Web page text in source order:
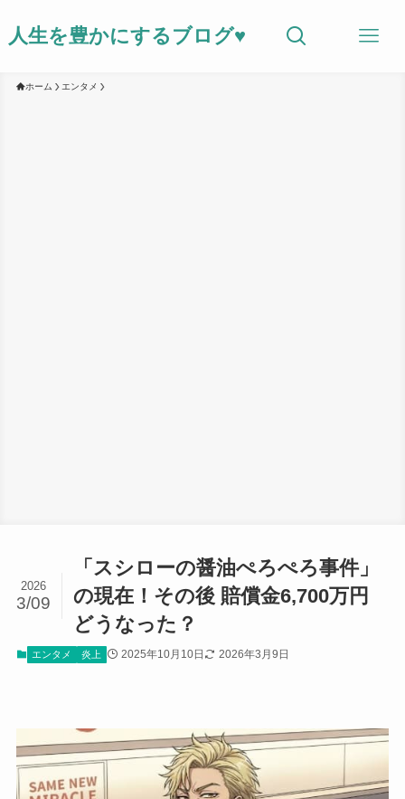
人生を豊かにするブログ♥
ホーム エンタメ
「スシローの醤油ぺろぺろ事件」
の現在！その後 賠償金6,700万円
どうなった？
2026
3/09
エンタメ 炎上 2025年10月10日 2026年3月9日